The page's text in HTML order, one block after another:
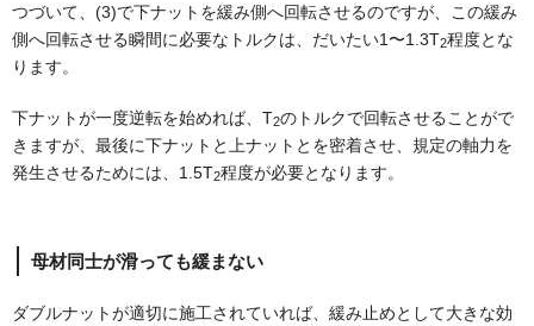
つづいて、(3)で下ナットを緩み側へ回転させるのですが、この緩み
側へ回転させる瞬間に必要なトルクは、だいたい1〜1.3T2程度とな
ります。
下ナットが一度逆転を始めれば、T2のトルクで回転させることがで
きますが、最後に下ナットと上ナットとを密着させ、規定の軸力を
発生させるためには、1.5T2程度が必要となります。
母材同士が滑っても緩まない
ダブルナットが適切に施工されていれば、緩み止めとして大きな効